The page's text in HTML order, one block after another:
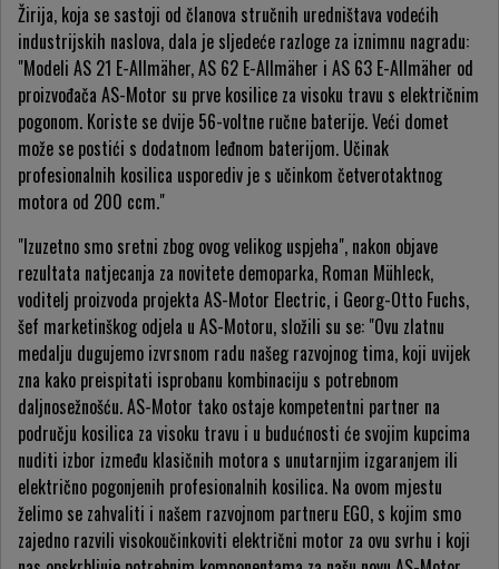
Žirija, koja se sastoji od članova stručnih uredništava vodećih
industrijskih naslova, dala je sljedeće razloge za iznimnu nagradu:
"Modeli AS 21 E-Allmäher, AS 62 E-Allmäher i AS 63 E-Allmäher od
proizvođača AS-Motor su prve kosilice za visoku travu s električnim
pogonom. Koriste se dvije 56-voltne ručne baterije. Veći domet
može se postići s dodatnom leđnom baterijom. Učinak
profesionalnih kosilica usporediv je s učinkom četverotaktnog
motora od 200 ccm."
"Izuzetno smo sretni zbog ovog velikog uspjeha", nakon objave
rezultata natjecanja za novitete demoparka, Roman Mühleck,
voditelj proizvoda projekta AS-Motor Electric, i Georg-Otto Fuchs,
šef marketinškog odjela u AS-Motoru, složili su se: "Ovu zlatnu
medalju dugujemo izvrsnom radu našeg razvojnog tima, koji uvijek
zna kako preispitati isprobanu kombinaciju s potrebnom
daljnosežnošću. AS-Motor tako ostaje kompetentni partner na
području kosilica za visoku travu i u budućnosti će svojim kupcima
nuditi izbor između klasičnih motora s unutarnjim izgaranjem ili
električno pogonjenih profesionalnih kosilica. Na ovom mjestu
želimo se zahvaliti i našem razvojnom partneru EGO, s kojim smo
zajedno razvili visokoučinkoviti električni motor za ovu svrhu i koji